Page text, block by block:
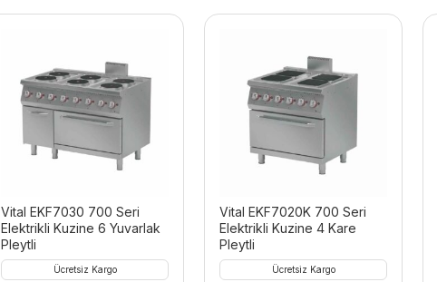
Vital EKF7030 700 Seri
Elektrikli Kuzine 6 Yuvarlak
Pleytli
Ücretsiz Kargo
Vital EKF7020K 700 Seri
Elektrikli Kuzine 4 Kare
Pleytli
Ücretsiz Kargo